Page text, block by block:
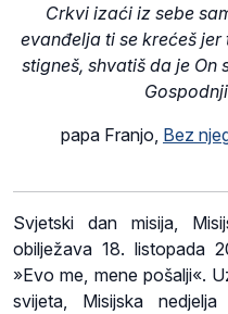
Crkvi izaći iz sebe
evanđelja ti se krećeš jer
stigneš, shvatiš da je On
papa Franjo, Bez
Svjetski dan misija,
obilježava 18. listopada
»Evo me, mene pošalji«.
svijeta, Misijska